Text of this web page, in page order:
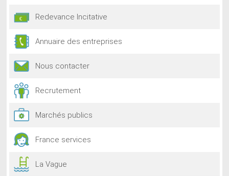
Redevance Incitative
Annuaire des entreprises
Nous contacter
Recrutement
Marchés publics
France services
La Vague